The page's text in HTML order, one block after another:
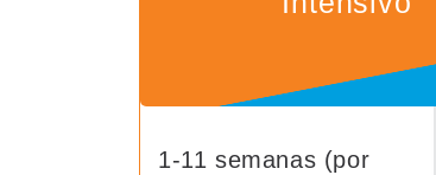
1-11 semanas (por